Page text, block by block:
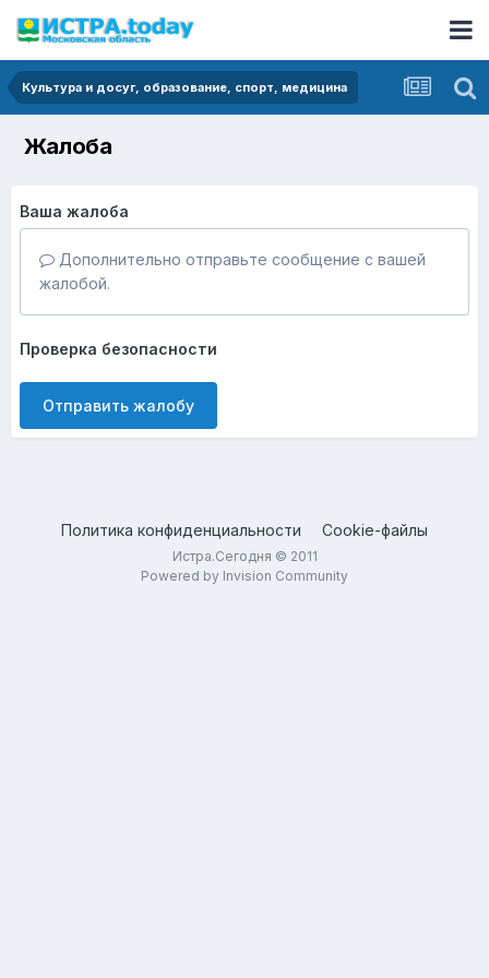
Культура и досуг, образование, спорт, медицина
Жалоба
Ваша жалоба
Дополнительно отправьте сообщение с вашей
жалобой.
Проверка безопасности
Отправить жалобу
Политика конфиденциальности Cookie-файлы
Истра.Сегодня © 2011
Powered by Invision Community